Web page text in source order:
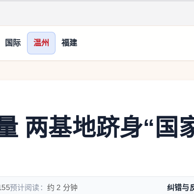
国际 温州 福建
两基地跻身“国
预计阅读： 约 2 分钟 纠错与